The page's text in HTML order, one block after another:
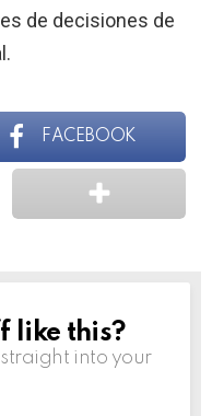
de decisiones de
FACEBOOK
like this?
into your